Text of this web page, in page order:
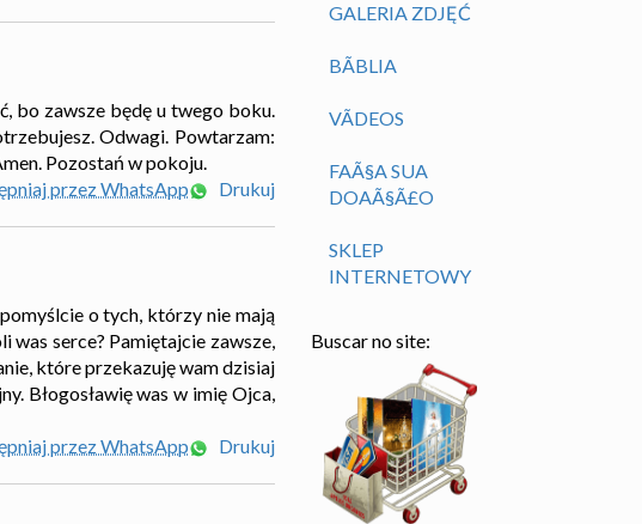
bo zawsze będę u twego boku.
Odwagi. Powtarzam:
Pozostań w pokoju.
przez WhatsApp
Drukuj
o tych, którzy nie mają
serce? Pamiętajcie zawsze,
które przekazuję wam dzisiaj
Błogosławię was w imię Ojca,
przez WhatsApp
Drukuj
GALERIA ZDJĘĆ
BÃ­BLIA
VÃ­DEOS
FAÃ§A SUA
DOAÃ§Ã£O
SKLEP
INTERNETOWY
Buscar no site: